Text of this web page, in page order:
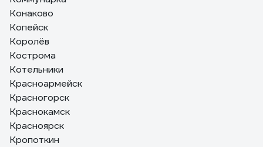
Конаково
Копейск
Королёв
Кострома
Котельники
Красноармейск
Красногорск
Краснокамск
Красноярск
Кропоткин